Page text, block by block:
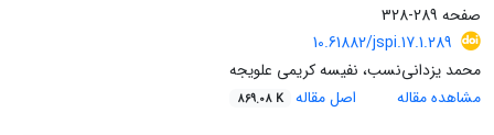
صفحه 289-328
10.61882/jspi.17.1.289
محمد یزدانی‌نسب، نفیسه کریمی علویجه
مشاهده مقاله
اصل مقاله 869.08 K